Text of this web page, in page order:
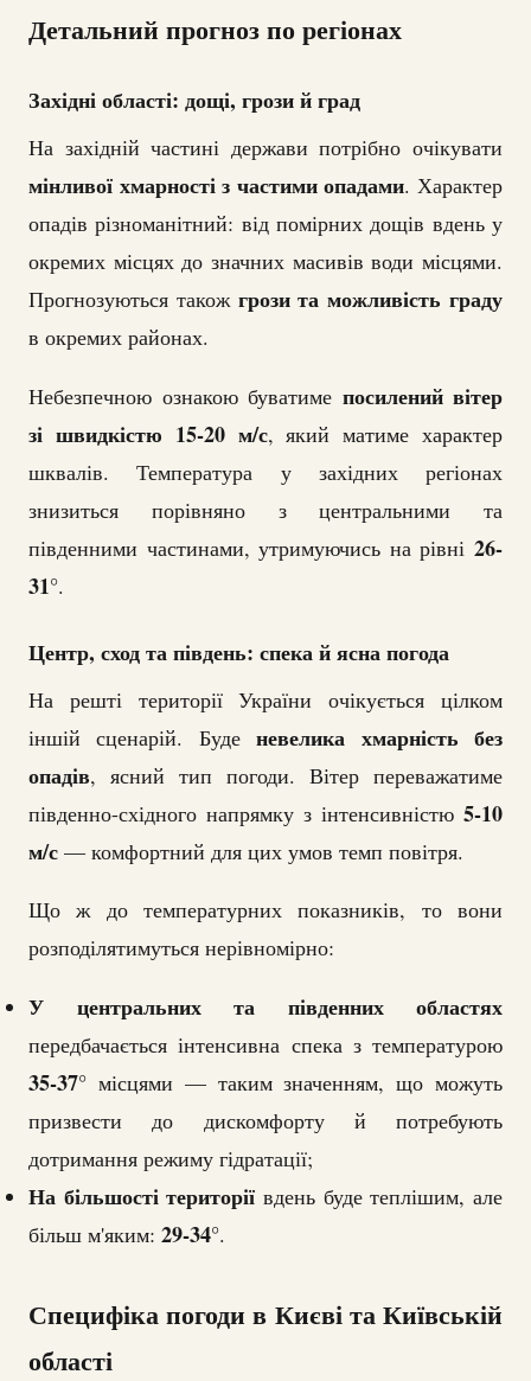
Детальний прогноз по регіонах
Західні області: дощі, грози й град
На західній частині держави потрібно очікувати
мінливої хмарності з частими опадами. Характер
опадів різноманітний: від помірних дощів вдень у
окремих місцях до значних масивів води місцями.
Прогнозуються також грози та можливість граду
в окремих районах.
Небезпечною ознакою буватиме посилений вітер
зі швидкістю 15-20 м/с, який матиме характер
шквалів. Температура у західних регіонах
знизиться порівняно з центральними та
південними частинами, утримуючись на рівні 26-
31°.
Центр, сход та південь: спека й ясна погода
На решті території України очікується цілком
іншій сценарій. Буденевелика хмарність без
опадів, ясний тип погоди. Вітер переважатиме
південно-східного напрямку з інтенсивністю 5-10
м/с — комфортний для цих умов темп повітря.
Що ж до температурних показників, то вони
розподілятимуться нерівномірно:
У центральних та південних областях
передбачається інтенсивна спека з температурою
35-37° місцями — таким значенням, що можуть
призвести до дискомфорту й потребують
дотримання режиму гідратації;
На більшості території вдень буде теплішим, але
більш м'яким: 29-34°.
Специфіка погоди в Києві та Київській
області